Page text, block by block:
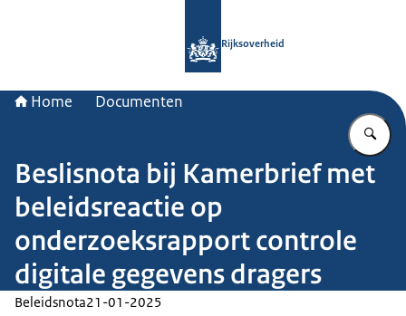
Rijksoverheid
Home Documenten
Beslisnota bij Kamerbrief met
beleidsreactie op
onderzoeksrapport controle
digitale gegevens dragers
Beleidsnota21-01-2025